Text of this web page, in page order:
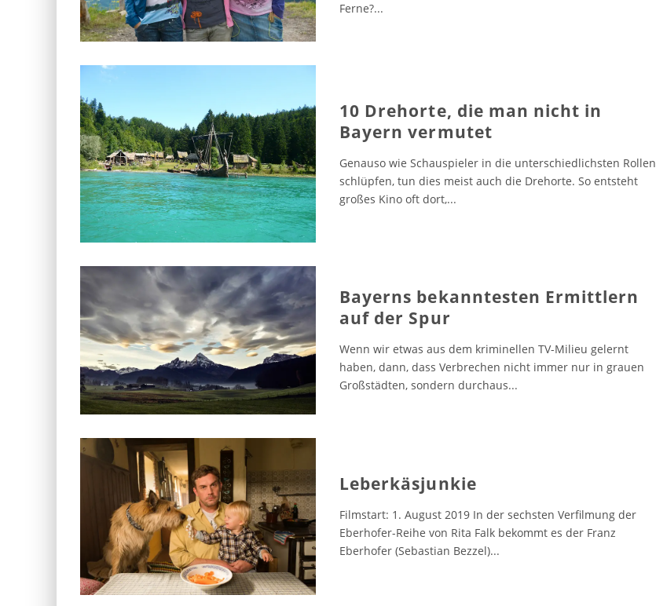
Ferne?...
10 Drehorte, die man nicht in
Bayern vermutet
Genauso wie Schauspieler in die unterschiedlichsten Rollen
schlüpfen, tun dies meist auch die Drehorte. So entsteht
großes Kino oft dort,...
Bayerns bekanntesten Ermittlern
auf der Spur
Wenn wir etwas aus dem kriminellen TV-Milieu gelernt
haben, dann, dass Verbrechen nicht immer nur in grauen
Großstädten, sondern durchaus...
Leberkäsjunkie
Filmstart: 1. August 2019 In der sechsten Verfilmung der
Eberhofer-Reihe von Rita Falk bekommt es der Franz
Eberhofer (Sebastian Bezzel)...